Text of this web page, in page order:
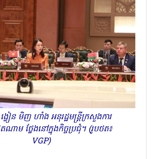
ៀន មិញ ហាំង អនុរដ្ឋមន្ត្រីក្រសួងការ
ណាម ថ្លែងនៅក្នុងកិច្ចប្រជុំ។ (រូបថត៖
VGP)